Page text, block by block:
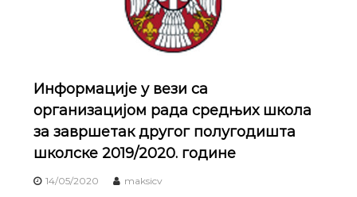
Информацијe у вези са
организацијом рада средњих школа
за завршетак другог полугодишта
школске 2019/2020. године
14/05/2020 maksicv